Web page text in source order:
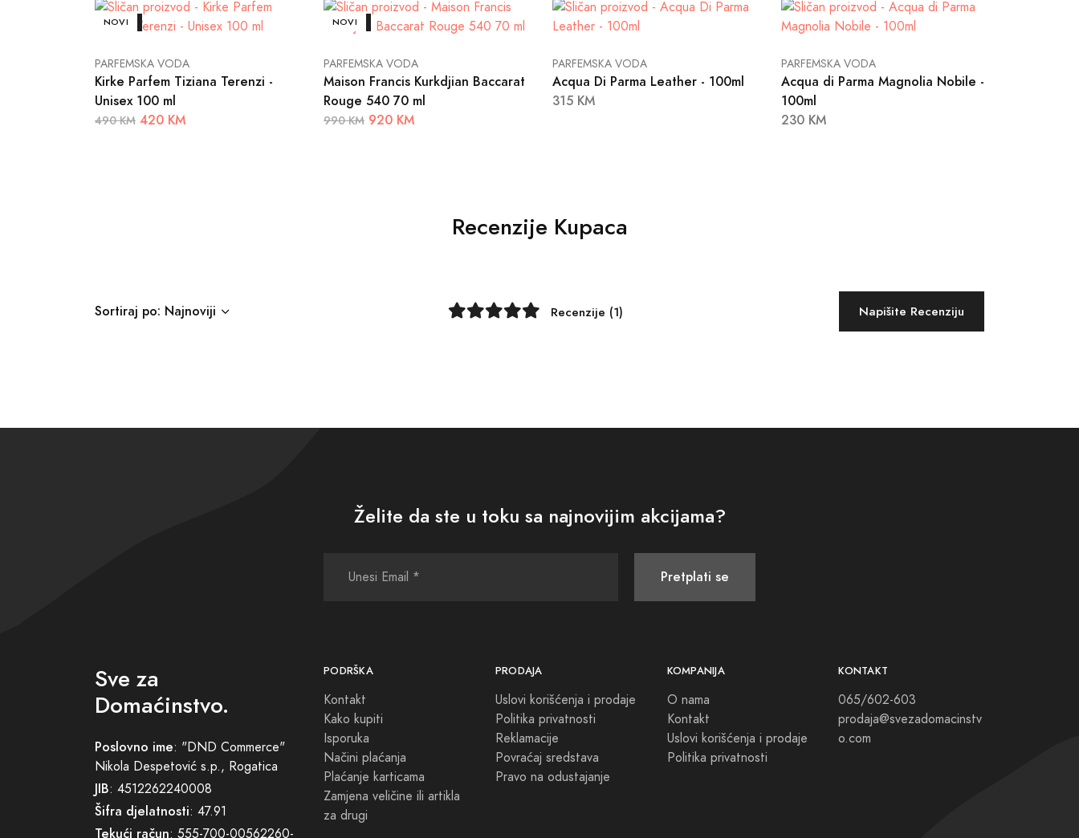
AKCIJA
NOVI
PARFEMSKA VODA
Kirke Parfem Tiziana Terenzi -
Unisex 100 ml
490 KM 420 KM
AKCIJA
NOVI
PARFEMSKA VODA
Maison Francis Kurkdjian Baccarat
Rouge 540 70 ml
990 KM 920 KM
PARFEMSKA VODA
Acqua Di Parma Leather - 100ml
315 KM
PARFEMSKA VODA
Acqua di Parma Magnolia Nobile -
100ml
230 KM
Recenzije Kupaca
Sortiraj po: Najnoviji Recenzije (1) Napišite Recenziju
Želite da ste u toku sa najnovijim akcijama?
Pretplati se
Sve za
Domaćinstvo.
Poslovno ime: "DND Commerce"
Nikola Despetović s.p., Rogatica
JIB: 4512262240008
Šifra djelatnosti: 47.91
Tekući račun: 555-700-00562260-
PODRŠKA
Kontakt
Kako kupiti
Isporuka
Načini plaćanja
Plaćanje karticama
Zamjena veličine ili artikla
za drugi
PRODAJA
Uslovi korišćenja i prodaje
Politika privatnosti
Reklamacije
Povraćaj sredstava
Pravo na odustajanje
KOMPANIJA
O nama
Kontakt
Uslovi korišćenja i prodaje
Politika privatnosti
KONTAKT
065/602-603
prodaja@svezadomacinstv
o.com